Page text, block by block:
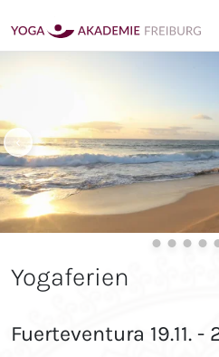
‹
Yogaferien
Fuerteventura 19.11. -